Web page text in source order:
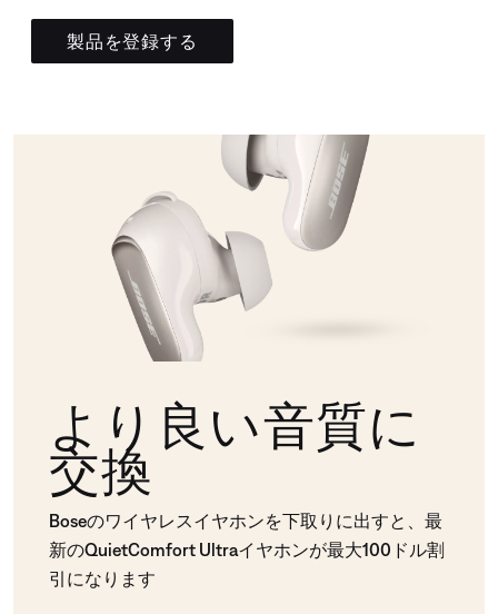
製品を登録する
より良い音質に
交換
Boseのワイヤレスイヤホンを下取りに出すと、最
新のQuietComfort Ultraイヤホンが最大100ドル割
引になります